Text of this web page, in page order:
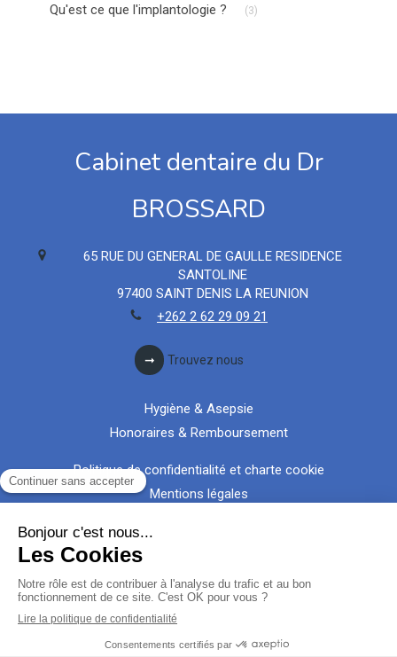
Qu'est ce que l'implantologie ? (3)
Cabinet dentaire du Dr
BROSSARD
65 RUE DU GENERAL DE GAULLE RESIDENCE
SANTOLINE
97400 SAINT DENIS LA REUNION
+262 2 62 29 09 21
Trouvez nous
Hygiène & Asepsie
Honoraires & Remboursement
Politique de confidentialité et charte cookie
Mentions légales
Charte déontologique
Annuaires chirurgiens dentistes